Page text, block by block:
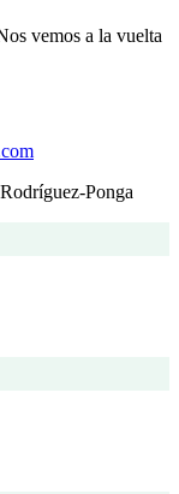
vemos a la vuelta
Ponga